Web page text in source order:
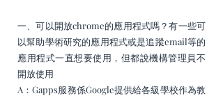
一、可以開放chrome的應用程式嗎？有一些可
以幫助學術研究的應用程式或是追蹤email等的
應用程式一直想要使用，但都說機構管理員不
開放使用
A：Gapps服務係Google提供給各級學校作為教